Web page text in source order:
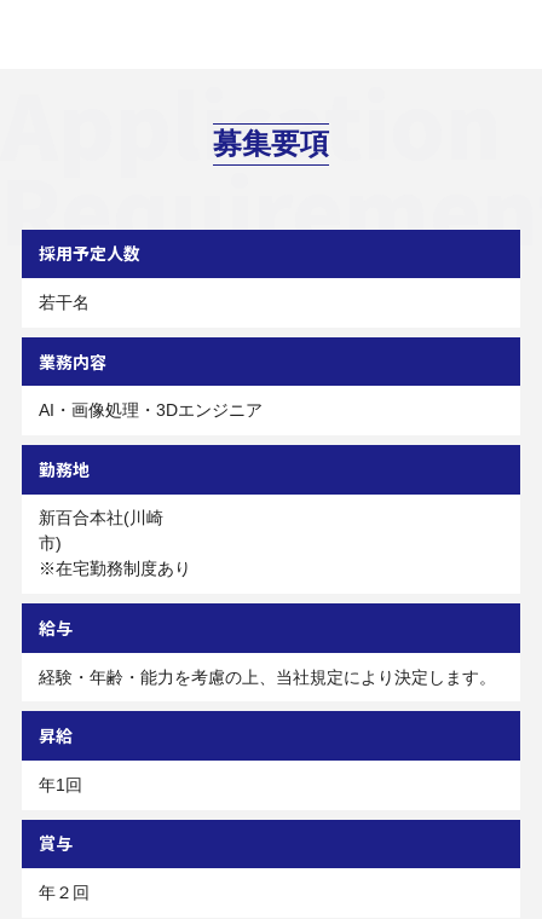
募集要項
Application
採用予定人数
若干名
業務内容
AI・画像処理・3Dエンジニア
勤務地
新百合本社(川崎
市)
※在宅勤務制度あり
給与
経験・年齢・能力を考慮の上、当社規定により決定します。
昇給
年1回
賞与
年２回